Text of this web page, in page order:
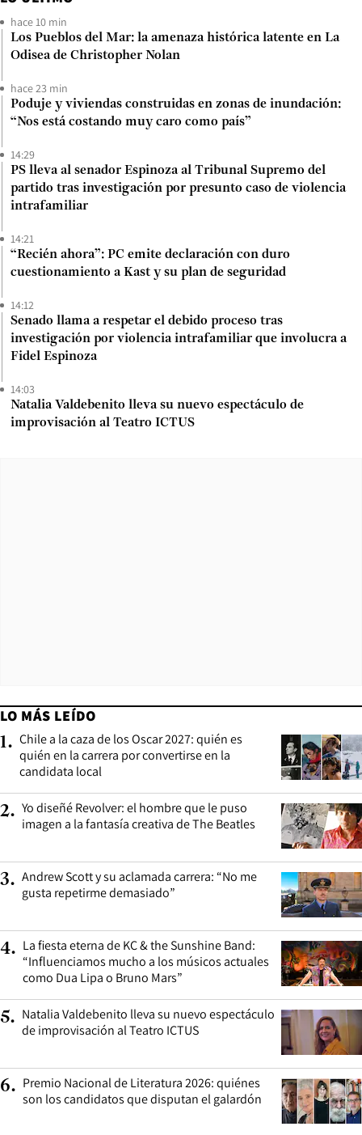
hace 10 min
Los Pueblos del Mar: la amenaza histórica latente en La
Odisea de Christopher Nolan
hace 23 min
Poduje y viviendas construidas en zonas de inundación:
“Nos está costando muy caro como país”
14:29
PS lleva al senador Espinoza al Tribunal Supremo del
partido tras investigación por presunto caso de violencia
intrafamiliar
14:21
“Recién ahora”: PC emite declaración con duro
cuestionamiento a Kast y su plan de seguridad
14:12
Senado llama a respetar el debido proceso tras
investigación por violencia intrafamiliar que involucra a
Fidel Espinoza
14:03
Natalia Valdebenito lleva su nuevo espectáculo de
improvisación al Teatro ICTUS
LO MÁS LEÍDO
1. Chile a la caza de los Oscar 2027: quién es
quién en la carrera por convertirse en la
candidata local
2. Yo diseñé Revolver: el hombre que le puso
imagen a la fantasía creativa de The Beatles
3. Andrew Scott y su aclamada carrera: “No me
gusta repetirme demasiado”
4. La fiesta eterna de KC & the Sunshine Band:
“Influenciamos mucho a los músicos actuales
como Dua Lipa o Bruno Mars”
5. Natalia Valdebenito lleva su nuevo espectáculo
de improvisación al Teatro ICTUS
6. Premio Nacional de Literatura 2026: quiénes
son los candidatos que disputan el galardón